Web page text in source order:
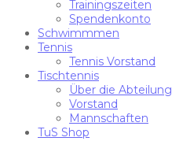
Trainingszeiten
Spendenkonto
Schwimmmen
Tennis
Tennis Vorstand
Tischtennis
Über die Abteilung
Vorstand
Mannschaften
TuS Shop